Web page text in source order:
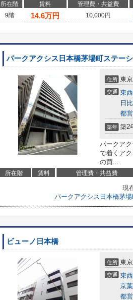
所在階 賃料 管理費・共益費
9階
14.6万円 10,000円
パークアクシス日本橋茅場町ステー
住所 東
交通 東
日
都
築年 築2
パークア
で着くア
の買...
所在階 賃料 管理費・共益費
現
パークアクシス日本橋茅
ビューノ日本橋
住所 東
交通 東
京
都